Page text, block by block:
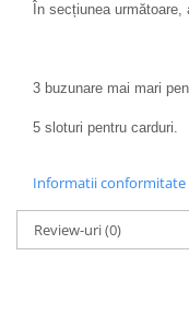
În secțiunea
3 buzunare mai mari
5 sloturi pentru carduri.
Informatii
Review-uri(0)